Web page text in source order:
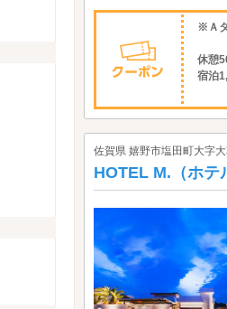
※Ａ
休憩
宿泊
佐賀県 嬉野市塩田町大字
HOTEL M.（ホテ